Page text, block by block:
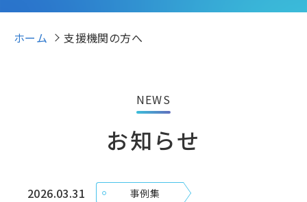
ホーム 支援機関の方へ
NEWS
お知らせ
2026.03.31 事例集